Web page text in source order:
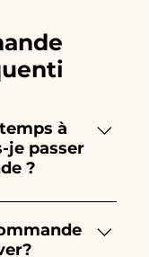
à
je passer
?
crée et peint
main, donc
beaucoup